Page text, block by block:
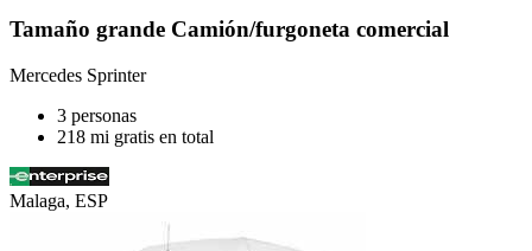
Tamaño grande Camión/furgoneta comercial
Mercedes Sprinter
3 personas
218 mi gratis en total
Malaga, ESP